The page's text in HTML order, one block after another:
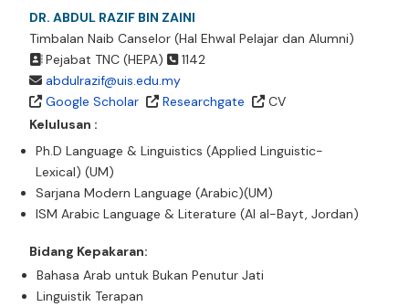
DR. ABDUL RAZIF BIN ZAINI
Timbalan Naib Canselor (Hal Ehwal Pelajar dan Alumni)
Pejabat TNC (HEPA)
1142
abdulrazif@uis.edu.my
Google Scholar
Researchgate
CV
Kelulusan :
Ph.D Language & Linguistics (Applied Linguistic-
Lexical) (UM)
Sarjana Modern Language (Arabic)(UM)
ISM Arabic Language & Literature (Al al-Bayt, Jordan)
Bidang Kepakaran:
Bahasa Arab untuk Bukan Penutur Jati
Linguistik Terapan